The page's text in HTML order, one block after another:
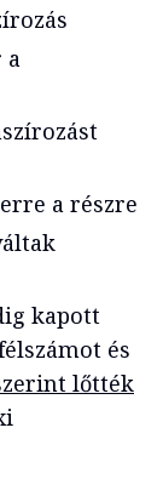
a
a részre
kapott
és
lőtték